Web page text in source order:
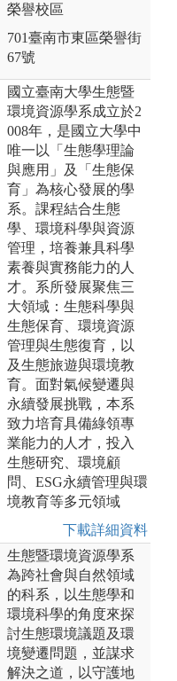
榮譽校區
701臺南市東區榮譽街
67號
國立臺南大學生態暨
環境資源學系成立於2
008年，是國立大學中
唯一以「生態學理論
與應用」及「生態保
育」為核心發展的學
系。課程結合生態
學、環境科學與資源
管理，培養兼具科學
素養與實務能力的人
才。系所發展聚焦三
大領域：生態科學與
生態保育、環境資源
管理與生態復育，以
及生態旅遊與環境教
育。面對氣候變遷與
永續發展挑戰，本系
致力培育具備綠領專
業能力的人才，投入
生態研究、環境顧
問、ESG永續管理與環
境教育等多元領域
下載詳細資料
生態暨環境資源學系
為跨社會與自然領域
的科系，以生態學和
環境科學的角度來探
討生態環境議題及環
境變遷問題，並謀求
解決之道，以守護地